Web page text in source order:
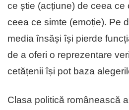
ce știe (acțiune) de ceea ce
ceea ce simte (emoție). Pe
media însăși își pierde
de a oferi o reprezentare
cetățenii își pot baza
Clasa politică românească